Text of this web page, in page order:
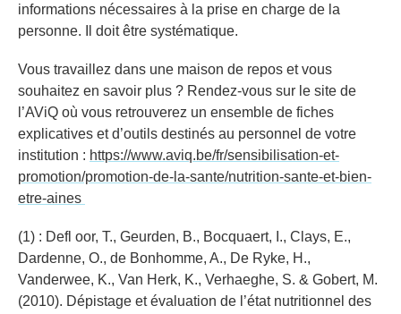
informations nécessaires à la prise en charge de la
personne. Il doit être systématique.
Vous travaillez dans une maison de repos et vous
souhaitez en savoir plus ? Rendez-vous sur le site de
l’AViQ où vous retrouverez un ensemble de fiches
explicatives et d’outils destinés au personnel de votre
institution : https://www.aviq.be/fr/sensibilisation-et-
promotion/promotion-de-la-sante/nutrition-sante-et-bien-
etre-aines
(1) : Defl oor, T., Geurden, B., Bocquaert, I., Clays, E.,
Dardenne, O., de Bonhomme, A., De Ryke, H.,
Vanderwee, K., Van Herk, K., Verhaeghe, S. & Gobert, M.
(2010). Dépistage et évaluation de l’état nutritionnel des